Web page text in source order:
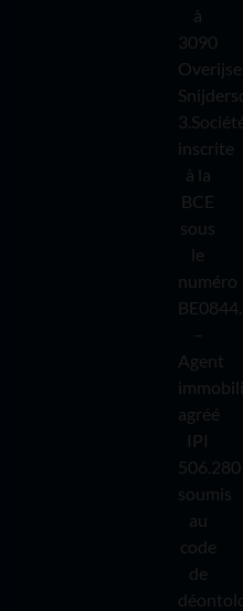
à
3090
inscrite
à la
BCE
sous
le
numéro
–
Agent
agréé
IPI
506.280
soumis
au
code
de